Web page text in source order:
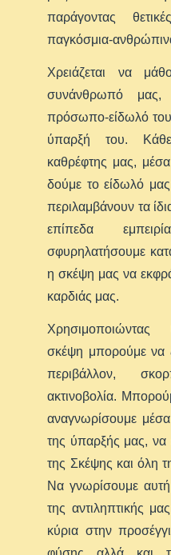
παράγοντας
παγκόσμια-
Χρειάζεται να
συνάνθρωπό
πρόσωπο-είδωλό
ύπαρξή του.
καθρέφτης μας,
δούμε το είδωλό
περιλαμβάνουν τα
επίπεδα
σφυρηλατήσουμε
η σκέψη μας να
καρδιάς μας.
Χρησιμοποιώντας
σκέψη μπορούμε να
περιβάλλον,
ακτινοβολία.
αναγνωρίσουμε
της ύπαρξής μας, να
της Σκέψης και όλη
Να γνωρίσουμε αυτή
της αντιληπτικής
κύρια στην